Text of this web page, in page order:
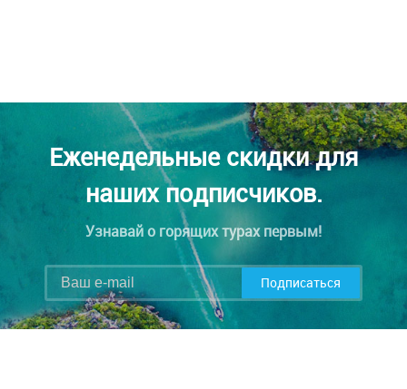
Еженедельные скидки для
наших подписчиков.
Узнавай о горящих турах первым!
Подписаться